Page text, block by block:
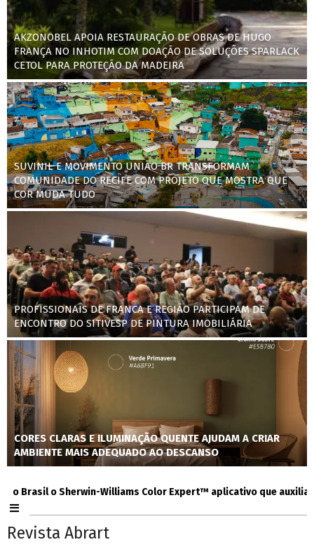
AKZONOBEL APOIA RESTAURAÇÃO DE OBRAS DE HUGO
FRANÇA NO INHOTIM COM DOAÇÃO DE SOLUÇÕES SPARLACK
CETOL PARA PROTEÇÃO DA MADEIRA
SUVINIL E MOVIMENTO UNIÃO BR TRANSFORMAM
COMUNIDADE DO RECIFE COM PROJETO QUE MOSTRA QUE
COR MUDA TUDO
PROFISSIONAIS DE FRANCA E REGIÃO PARTICIPAM DE
ENCONTRO DO SITIVESP DE PINTURA IMOBILIÁRIA
CORES CLARAS E ILUMINAÇÃO QUENTE AJUDAM A CRIAR
AMBIENTE MAIS ADEQUADO AO DESCANSO
o Sherwin-Williams Color Expert™ aplicativo que auxilia
Revista Abrart